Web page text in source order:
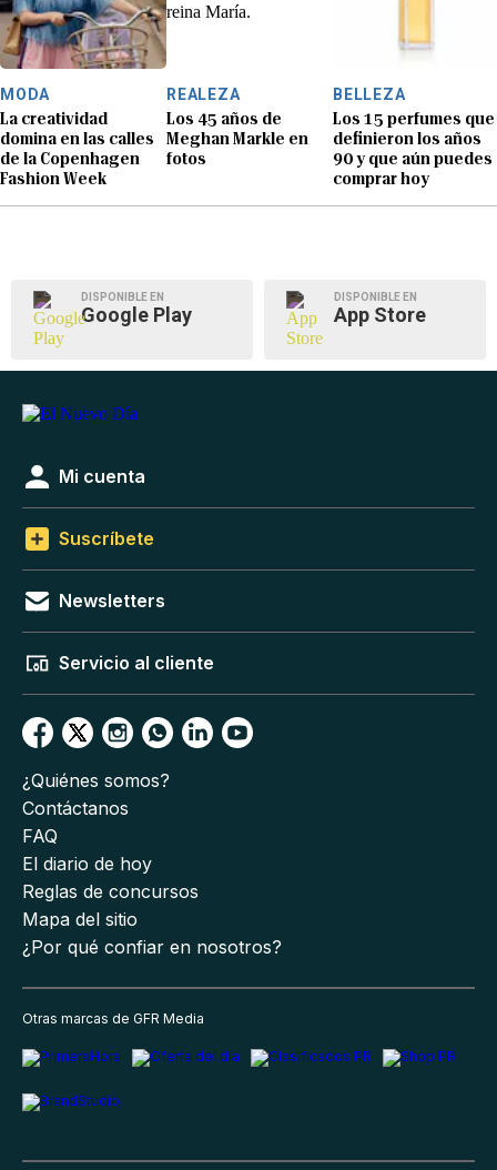
MODA
La creatividad
domina en las calles
de la Copenhagen
Fashion Week
REALEZA
Los 45 años de
Meghan Markle en
fotos
BELLEZA
Los 15 perfumes que
definieron los años
90 y que aún puedes
comprar hoy
DISPONIBLE EN
Google Play
DISPONIBLE EN
App Store
Mi cuenta
Suscríbete
Newsletters
Servicio al cliente
¿Quiénes somos?
Contáctanos
FAQ
El diario de hoy
Reglas de concursos
Mapa del sitio
¿Por qué confiar en nosotros?
Otras marcas de GFR Media